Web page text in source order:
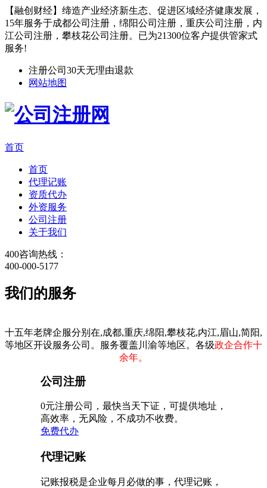
【融创财经】缔造产业经济新生态、促进区域经济健康发展，
15年服务于成都公司注册，绵阳公司注册，重庆公司注册，内
江公司注册，攀枝花公司注册。已为21300位客户提供管家式
服务!
注册公司30天无理由退款
网站地图
首页
首页
代理记账
资质代办
外资服务
公司注册
关于我们
400咨询热线：
400-000-5177
我们的服务
十五年老牌企服分别在,成都,重庆,绵阳,攀枝花,内江,眉山,简阳,
等地区开设服务公司。服务覆盖川渝等地区。各级政企合作十
余年。
公司注册
0元注册公司，最快当天下证，可提供地址，
高效率，无风险，不成功不收费。
免费代办
代理记账
记账报税是企业每月必做的事，代理记账，